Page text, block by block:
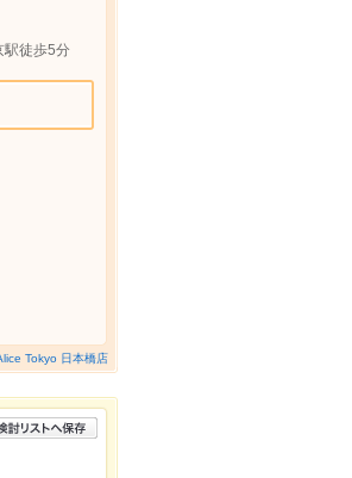
駅徒歩5分
Tokyo 日本橋店